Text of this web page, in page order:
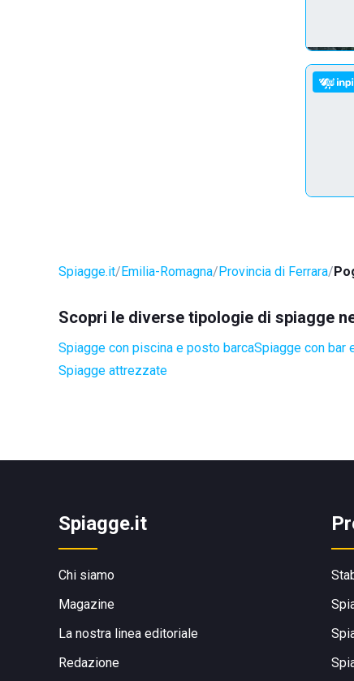
Spiagge.it Emilia-Romagna Provincia di Ferrara
Scopri le diverse tipologie di spiagge
Spiagge con piscina e posto barcaSpiagge con bar
Spiagge attrezzate
Spiagge.it
Chi siamo
Magazine
La nostra linea editoriale
Redazione